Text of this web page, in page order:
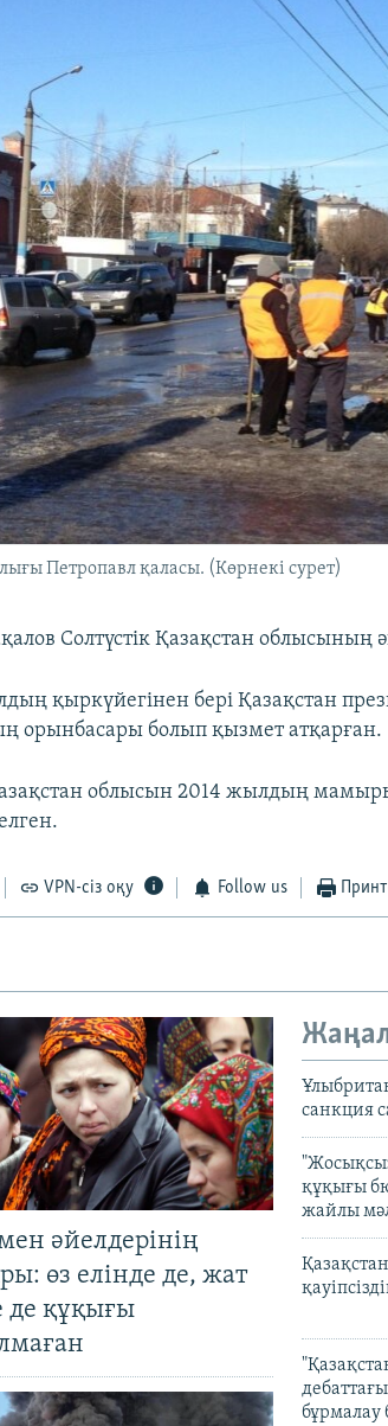
Петропавл қаласы. (Көрнекі сурет)
Солтүстік Қазақстан облысының
қыркүйегінен бері Қазақстан
орынбасары болып қызмет атқарған.
облысын 2014 жылдың
VPN-сіз оқу Follow us
әйелдерінің
өз елінде де, жат
де құқығы
санкция
құқығы
жайлы
бұрмалау